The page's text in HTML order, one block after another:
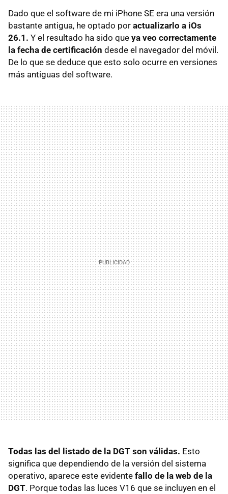
Dado que el software de mi iPhone SE era una versión
bastante antigua, he optado por actualizarlo a iOs
26.1. Y el resultado ha sido que ya veo correctamente
la fecha de certificación desde el navegador del móvil.
De lo que se deduce que esto solo ocurre en versiones
más antiguas del software.
Todas las del listado de la DGT son válidas. Esto
significa que dependiendo de la versión del sistema
operativo, aparece este evidente fallo de la web de la
DGT. Porque todas las luces V16 que se incluyen en el